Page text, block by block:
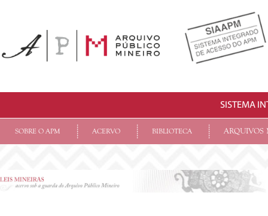
SISTEMA
SOBRE O APM ACERVO BIBLIOTECA ARQUIVOS